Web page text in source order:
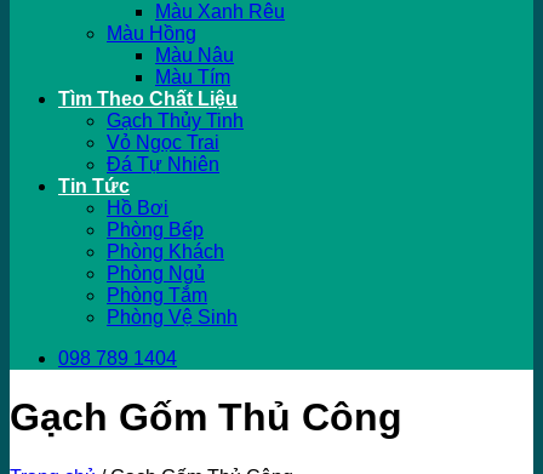
Màu Xanh Rêu
Màu Hồng
Màu Nâu
Màu Tím
Tìm Theo Chất Liệu
Gạch Thủy Tinh
Vỏ Ngọc Trai
Đá Tự Nhiên
Tin Tức
Hồ Bơi
Phòng Bếp
Phòng Khách
Phòng Ngủ
Phòng Tắm
Phòng Vệ Sinh
098 789 1404
Gạch Gốm Thủ Công